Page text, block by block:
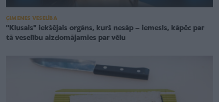
ĢIMENES VESELĪBA
"Klusais" iekšējais orgāns, kurš nesāp – iemesls, kāpēc par
tā veselību aizdomājamies par vēlu